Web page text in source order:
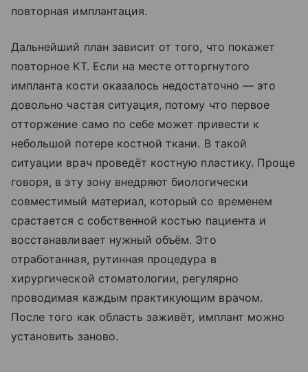
повторная имплантация.
Дальнейший план зависит от того, что покажет
повторное КТ. Если на месте отторгнутого
импланта кости оказалось недостаточно — это
довольно частая ситуация, потому что первое
отторжение само по себе может привести к
небольшой потере костной ткани. В такой
ситуации врач проведёт костную пластику. Проще
говоря, в эту зону внедряют биологически
совместимый материал, который со временем
срастается с собственной костью пациента и
восстанавливает нужный объём. Это
отработанная, рутинная процедура в
хирургической стоматологии, регулярно
проводимая каждым практикующим врачом.
После того как область заживёт, имплант можно
установить заново.